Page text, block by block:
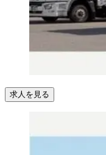
求人を見る